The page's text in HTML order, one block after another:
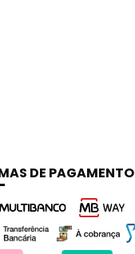
DE PAGAMENTO